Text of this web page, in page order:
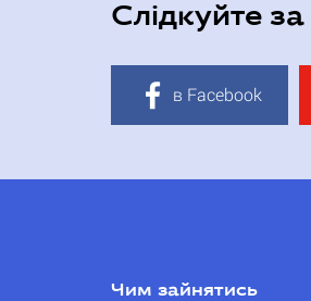
Слідкуйте
в Facebook
Чим зайнятись